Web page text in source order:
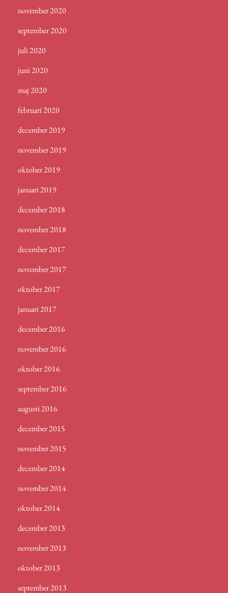
november 2020
september 2020
juli 2020
juni 2020
maj 2020
februari 2020
december 2019
november 2019
oktober 2019
januari 2019
december 2018
november 2018
december 2017
november 2017
oktober 2017
januari 2017
december 2016
november 2016
oktober 2016
september 2016
augusti 2016
december 2015
november 2015
december 2014
november 2014
oktober 2014
december 2013
november 2013
oktober 2013
september 2013